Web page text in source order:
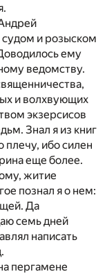
судом и розыском
ему
ведомству.
и волхвующих
экзерсисов
Знал я из книг
плечу, ибо силен
еще более.
житие
познал я о нем:
Да
семь дней
написать
пергамене